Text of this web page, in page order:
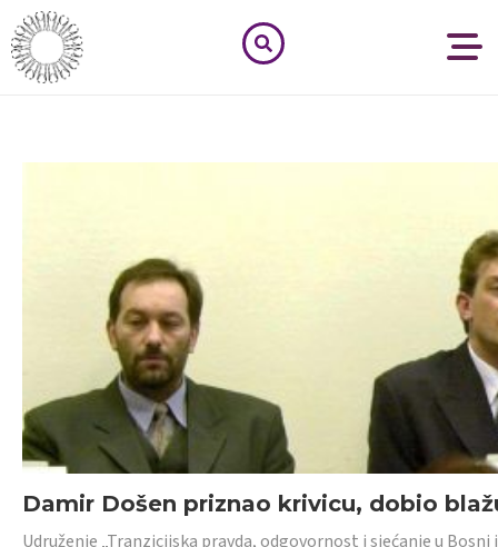
Damir Došen priznao krivicu, dobio
Udruženje „Tranzicijska pravda, odgovornost i sjećanje u